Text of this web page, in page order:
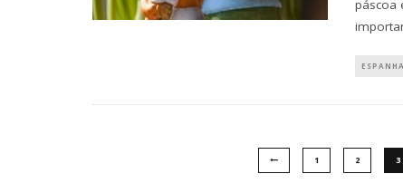
páscoa
ESPANHA
1 2 3